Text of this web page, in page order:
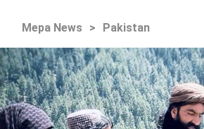
Mepa News > Pakistan